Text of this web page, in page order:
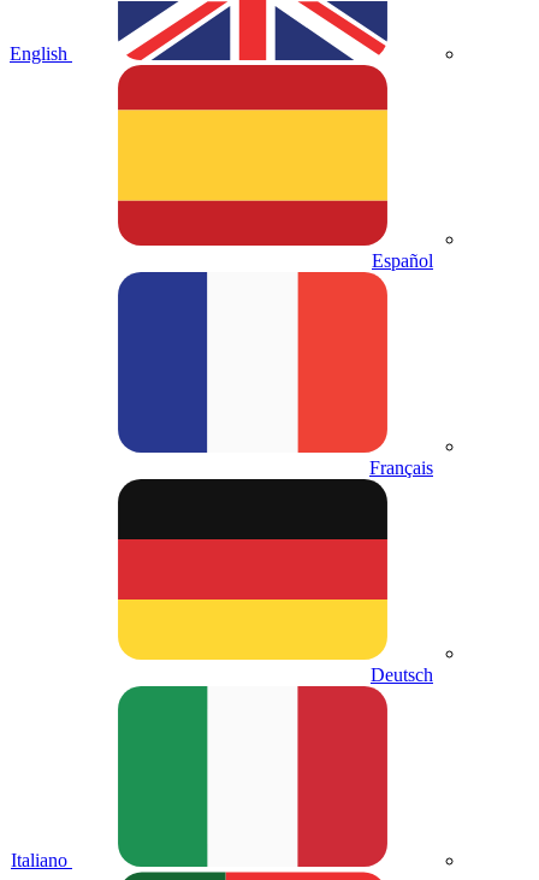
English
Español
Français
Deutsch
Italiano